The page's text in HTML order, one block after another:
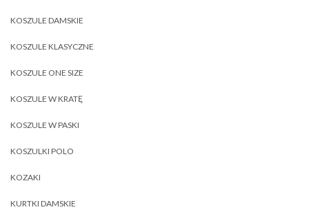
KOSZULE DAMSKIE
KOSZULE KLASYCZNE
KOSZULE ONE SIZE
KOSZULE W KRATĘ
KOSZULE W PASKI
KOSZULKI POLO
KOZAKI
KURTKI DAMSKIE